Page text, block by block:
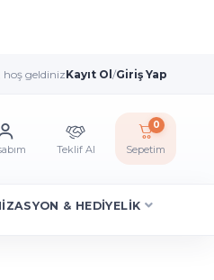
hoş geldinizKayıt Ol/Giriş Yap
Teklif Al Sepetim
0
& HEDİYELİK